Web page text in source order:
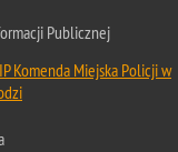
Publicznej
Komenda Miejska Policji w